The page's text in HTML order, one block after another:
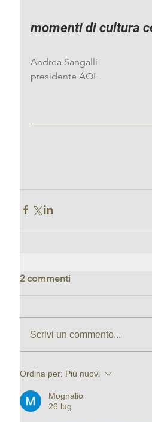
momenti di cultura
Andrea Sangalli
presidente AOL
2 commenti
Scrivi un commento...
Ordina per: Più nuovi
Mognalio
26 lug